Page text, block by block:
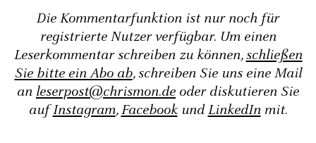
Die Kommentarfunktion ist nur noch für
registrierte Nutzer verfügbar. Um einen
Leserkommentar schreiben zu können,schließen
Sie bitte ein Abo ab, schreiben Sie uns eine Mail
an leserpost@chrismon.de oder diskutieren Sie
aufInstagram,FacebookundLinkedInmit.